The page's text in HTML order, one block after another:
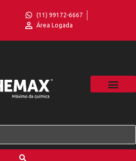
(11) 99172-6667
Área Logada